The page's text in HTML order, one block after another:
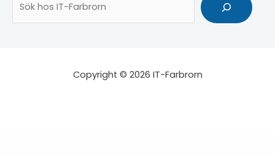
Copyright © 2026 IT-Farbrorn